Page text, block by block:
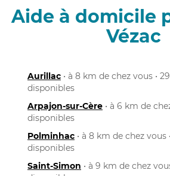
Aide à domicile
Vézac
Aurillac • à 8 km de chez vous •
disponibles
Arpajon-sur-Cère • à 6 km de
disponibles
Polminhac • à 8 km de chez
disponibles
Saint-Simon • à 9 km de chez